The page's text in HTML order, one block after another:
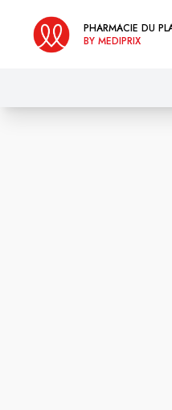
PHARMACIE DU
BY MEDIPRIX